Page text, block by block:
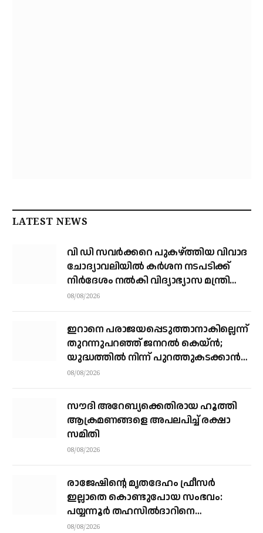
LATEST NEWS
വി ഡി സവര്‍ക്കറെ പുകഴ്ത്തിയ വിവാദ
ചോദ്യാവലിയില്‍ കര്‍ശന നടപടിക്ക്
നിര്‍ദേശം നല്‍കി വിദ്യാഭ്യാസ മന്ത്രി
എന്‍ ഷംസുദ്ദീന്‍
08/08/2026
ഇറാനെ പരാജയപ്പെടുത്താനാകില്ലെന്ന്
തുറന്നുപറഞ്ഞ് ജനറല്‍ കെയ്ന്‍;
യുദ്ധത്തില്‍ നിന്ന് പുറത്തുകടക്കാന്‍
വഴികാണണമെന്നും ആവശ്യം
08/08/2026
സൗദി അറേബ്യക്കെതിരായ ഹൂത്തി
ആക്രമണങ്ങളെ അപലപിച്ച് രക്ഷാ
സമിതി
08/08/2026
രാജേഷിന്റെ മൃതദേഹം ഫ്രീസർ
ഇല്ലാതെ കൊണ്ടുപോയ സംഭവം:
പയ്യന്നൂർ തഹസിൽദാറിനെ
സസ്പെൻഡ് ചെയ്യാൻ നിർദ്ദേശം
08/08/2026